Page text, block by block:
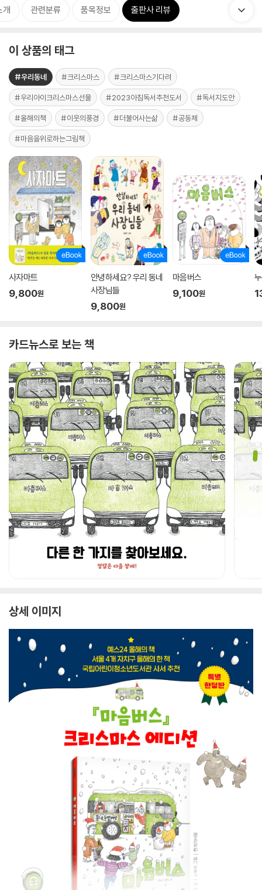
개 관련분류 품목정보 출판사 리뷰
이 상품의 태그
#우리동네 #크리스마스 #크리스마스기다려
#우리아이크리스마스선물 #2023아침독서추천도서 #독서지도안
#올해의책 #이웃의풍경 #더불어사는삶 #공동체
#마음을위로하는그림책
사자마트
9,800원
안녕하세요? 우리 동네
사장님들
9,800원
마음버스
9,100원
카드뉴스로 보는 책
상세 이미지